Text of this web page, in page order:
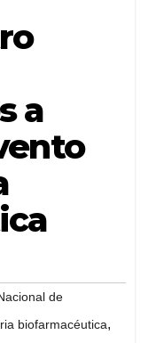
a
de
biofarmacéutica,